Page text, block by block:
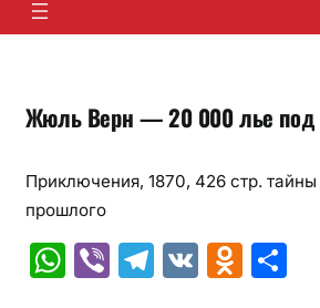
Жюль Верн — 20 000 лье под
Приключения, 1870, 426 стр. тайны
прошлого
W Vi T V O О